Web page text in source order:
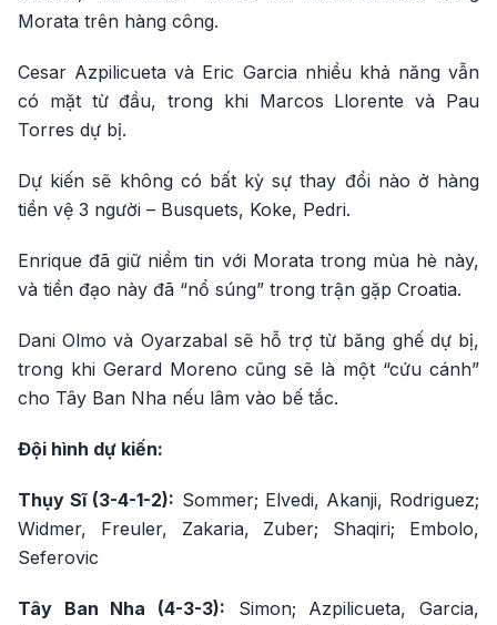
Morata trên hàng công.
Cesar Azpilicueta và Eric Garcia nhiều khả năng vẫn
có mặt từ đầu, trong khi Marcos Llorente và Pau
Torres dự bị.
Dự kiến ​​sẽ không có bất kỳ sự thay đổi nào ở hàng
tiền vệ 3 người – Busquets, Koke, Pedri.
Enrique đã giữ niềm tin với Morata trong mùa hè này,
và tiền đạo này đã “nổ súng” trong trận gặp Croatia.
Dani Olmo và Oyarzabal sẽ hỗ trợ từ băng ghế dự bị,
trong khi Gerard Moreno cũng sẽ là một “cứu cánh”
cho Tây Ban Nha nếu lâm vào bế tắc.
Đội hình dự kiến:
Thụy Sĩ (3-4-1-2): Sommer; Elvedi, Akanji, Rodriguez;
Widmer, Freuler, Zakaria, Zuber; Shaqiri; Embolo,
Seferovic
Tây Ban Nha (4-3-3): Simon; Azpilicueta, Garcia,